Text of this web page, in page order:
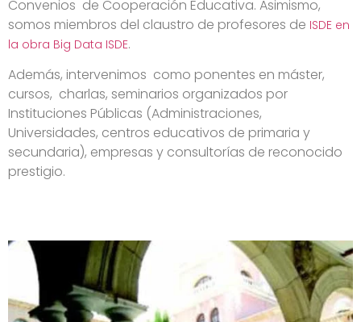
Convenios de Cooperación Educativa. Asimismo,
somos miembros del claustro de profesores de ISDE en
la obra Big Data ISDE.
Además, intervenimos como ponentes en máster,
cursos, charlas, seminarios organizados por
Instituciones Públicas (Administraciones,
Universidades, centros educativos de primaria y
secundaria), empresas y consultorías de reconocido
prestigio.